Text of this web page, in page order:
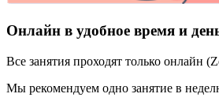
Онлайн в удобное время и
Все занятия проходят только онлайн
Мы рекомендуем одно занятие в